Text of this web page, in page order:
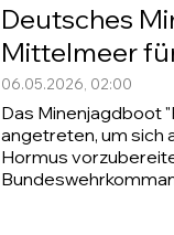
Deutsches
Mittelmeer
06.05.2026, 02:00
Das Minenjagdboot
angetreten, um sich
Hormus